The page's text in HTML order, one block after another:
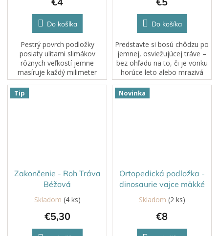
Do košíka
Pestrý povrch podložky
posiaty ulitami slimákov
rôznych veľkostí jemne
masíruje každý milimeter
chodidla a maximalizuje
prekrvenie, čo je veľmi
dôležité napríklad pre
Do košíka
Predstavte si bosú chôdzu po
jemnej, osviežujúcej tráve –
bez ohľadu na to, či je vonku
horúce leto alebo mrazivá
zima. So zakončovacími
dielmi ortopedických
podložiek MUFFIK s
Tip
Zakončenie - Roh Tráva
Béžová
Skladom (4 ks)
€5,30
Novinka
Ortopedická podložka -
dinosaurie vajce mäkké
Skladom (2 ks)
€8